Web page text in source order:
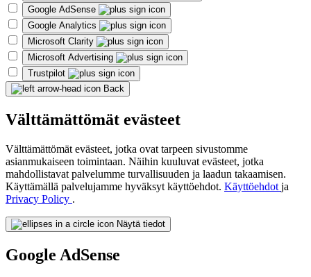
Google AdSense
Google Analytics
Microsoft Clarity
Microsoft Advertising
Trustpilot
Back
Välttämättömät evästeet
Välttämättömät evästeet, jotka ovat tarpeen sivustomme
asianmukaiseen toimintaan. Näihin kuuluvat evästeet, jotka
mahdollistavat palvelumme turvallisuuden ja laadun takaamisen.
Käyttämällä palvelujamme hyväksyt käyttöehdot. Käyttöehdot ja
Privacy Policy .
Näytä tiedot
Google AdSense